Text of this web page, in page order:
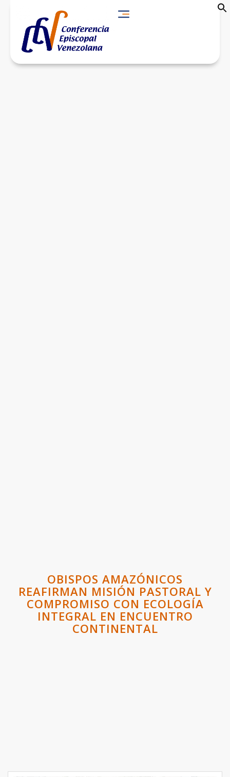
OBISPOS AMAZÓNICOS
REAFIRMAN MISIÓN PASTORAL Y
COMPROMISO CON ECOLOGÍA
INTEGRAL EN ENCUENTRO
CONTINENTAL